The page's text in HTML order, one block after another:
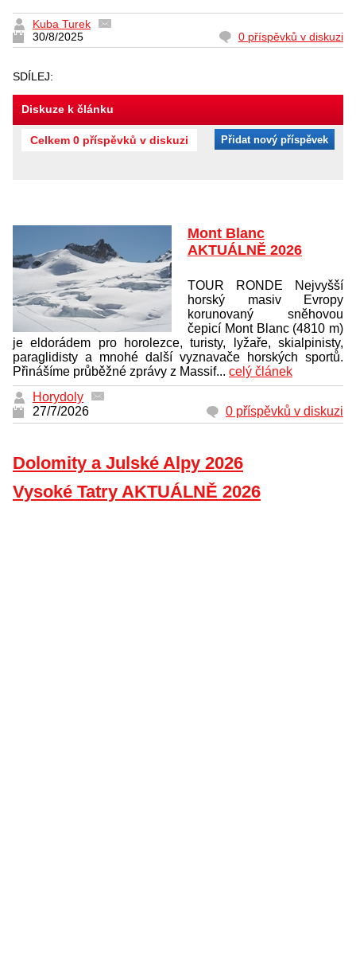
Kuba Turek
30/8/2025
0 příspěvků v diskuzi
SDÍLEJ:
Diskuze k článku
Celkem 0 příspěvků v diskuzi Přidat nový příspěvek
Mont Blanc
AKTUÁLNĚ 2026
TOUR RONDE Nejvyšší
horský masiv Evropy
korunovaný sněhovou
čepicí Mont Blanc (4810 m)
je eldorádem pro horolezce, turisty, lyžaře, skialpinisty,
paraglidisty a mnohé další vyznavače horských sportů.
Přinášíme průběžné zprávy z Massif... celý článek
Horydoly
27/7/2026
0 příspěvků v diskuzi
Dolomity a Julské Alpy 2026
Vysoké Tatry AKTUÁLNĚ 2026